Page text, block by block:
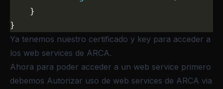
    }
}
Ya tenemos nuestro certificado y key para acceder a
los web services de ARCA.
Ahora para poder acceder a un web service primero
debemos Autorizar uso de web services de ARCA via